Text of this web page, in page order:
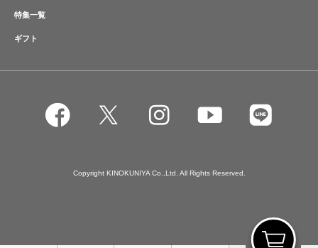
特集一覧
ギフト
Copyright KINOKUNIYA Co.,Ltd. All Rights Reserved.